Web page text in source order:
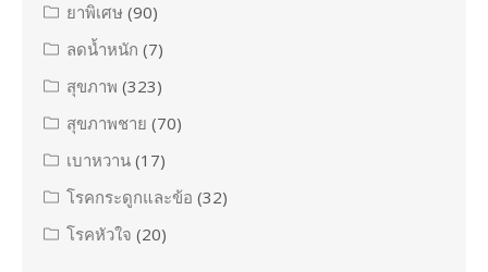
ยาพิเศษ (90)
ลดน้ำหนัก (7)
สุขภาพ (323)
สุขภาพชาย (70)
เบาหวาน (17)
โรคกระดูกและข้อ (32)
โรคหัวใจ (20)